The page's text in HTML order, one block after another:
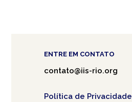
ENTRE EM CONTATO
contato@iis-rio.org
Política de Privacidade